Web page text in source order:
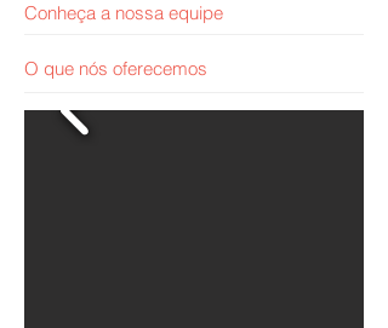
Conheça a nossa equipe
O que nós oferecemos